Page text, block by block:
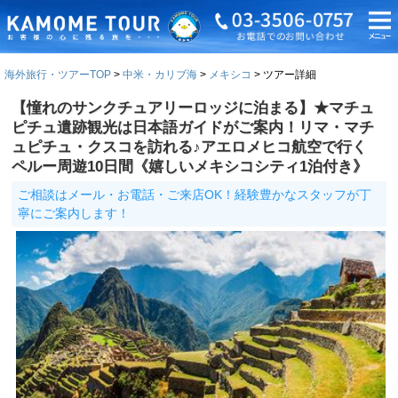
海外旅行・ツアーTOP 中米・カリブ海 メキシコ ツアー詳細
【憧れのサンクチュアリーロッジに泊まる】★マチュ
ピチュ遺跡観光は日本語ガイドがご案内！リマ・マチ
ュピチュ・クスコを訪れる♪アエロメヒコ航空で行く
ペルー周遊10日間《嬉しいメキシコシティ1泊付き》
ご相談はメール・お電話・ご来店OK！経験豊かなスタッフが丁
寧にご案内します！